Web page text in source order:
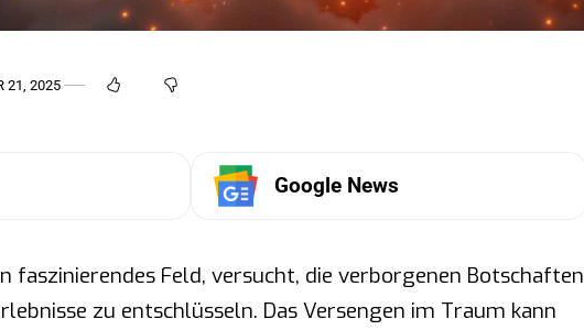
21, 2025
Google News
faszinierendes Feld, versucht, die verborgenen Botschaften
zu entschlüsseln. Das Versengen im Traum kann